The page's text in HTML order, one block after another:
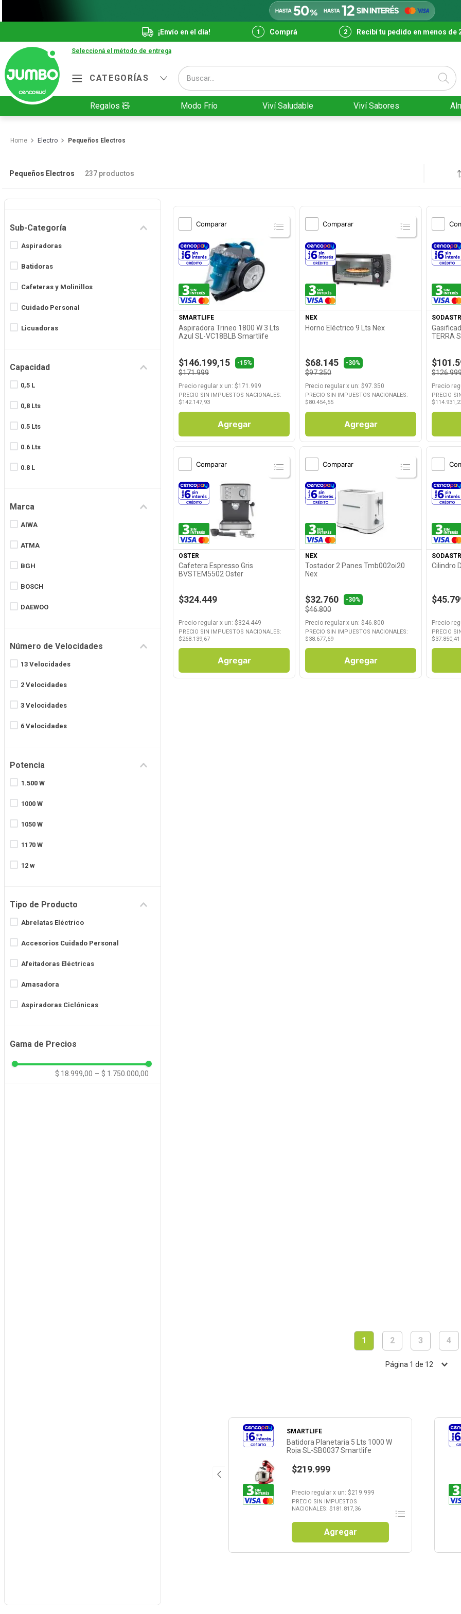
¡Envío en el día! Comprá Recibí tu pedido en menos de
Seleccioná el método de entrega
CATEGORÍAS
Buscar...
Regalos 🧸 Modo Frío Viví Saludable Viví Sabores
Electro Pequeños Electros
Pequeños Electros 237 productos
Sub-Categoría
Aspiradoras
Batidoras
Cafeteras y Molinillos
Cuidado Personal
Licuadoras
Pequeños Electros de Hogar
Procesadoras
Salud
Capacidad
0,5 L
0,8 Lts
0.5 Lts
0.6 Lts
0.8 L
1 Lts
1,25 Lts
1,4 L
1,5 L
Marca
AIWA
ATMA
BGH
BOSCH
DAEWOO
ELECTROLUX
GA.MA
KITCHENAID
LILIANA
Número de Velocidades
13 Velocidades
2 Velocidades
3 Velocidades
6 Velocidades
Potencia
1.500 W
1000 W
1050 W
1170 W
12 w
1200W /AC220-240V 50/60Hz
1240 W
1270 W
1300 W
Tipo de Producto
Abrelatas Eléctrico
Accesorios Cuidado Personal
Afeitadoras Eléctricas
Amasadora
Aspiradoras Ciclónicas
Aspiradoras Robot
Aspiradoras Trineo
Gama de Precios
$ 18.999,00 – $ 1.750.000,00
Comparar
Ver Producto
SMARTLIFE
Aspiradora Trineo 1800 W 3 Lts
Azul SL-VC18BLB Smartlife
$146.199,15 -15%
$171.999
Precio regular x un: $171.999
PRECIO SIN IMPUESTOS NACIONALES:
$142.147,93
Agregar
Comparar
Ver Producto
NEX
Horno Eléctrico 9 Lts Nex
$68.145 -30%
$97.350
Precio regular x un: $97.350
PRECIO SIN IMPUESTOS NACIONALES:
$80.454,55
Agregar
TERRA
Precio
PRECIO
$
Comparar
Ver Producto
OSTER
Cafetera Espresso Gris
BVSTEM5502 Oster
$324.449
Precio regular x un: $324.449
PRECIO SIN IMPUESTOS NACIONALES:
$268.139,67
Agregar
Comparar
Ver Producto
NEX
Tostador 2 Panes Tmb002oi20
Nex
$32.760 -30%
$46.800
Precio regular x un: $46.800
PRECIO SIN IMPUESTOS NACIONALES:
$38.677,69
Agregar
Cilindro
Precio
PRECIO
$37.850,41
1 2 3 4
Página 1 de 12
SMARTLIFE
Batidora Planetaria 5 Lts 1000 W
Roja SL-SB0037 Smartlife
$219.999
Precio regular x un: $219.999
PRECIO SIN IMPUESTOS
NACIONALES: $181.817,36
Agregar
Términos más buscados
Juguetes
7.